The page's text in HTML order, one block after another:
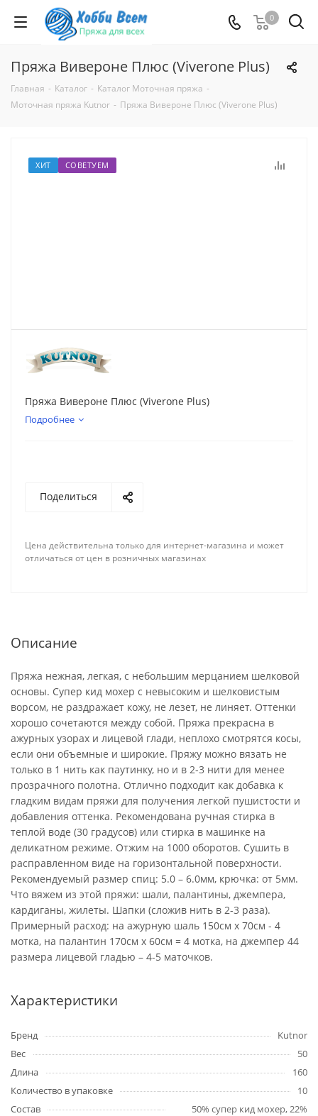
0
Пряжа Вивероне Плюс (Viverone Plus)
Главная - Каталог - Каталог Моточная пряжа -
Моточная пряжа Kutnor - Пряжа Вивероне Плюс (Viverone Plus)
ХИТ СОВЕТУЕМ
Пряжа Вивероне Плюс (Viverone Plus)
Подробнее
Поделиться
Цена действительна только для интернет-магазина и может
отличаться от цен в розничных магазинах
Описание
Пряжа нежная, легкая, с небольшим мерцанием шелковой
основы. Супер кид мохер с невысоким и шелковистым
ворсом, не раздражает кожу, не лезет, не линяет. Оттенки
хорошо сочетаются между собой. Пряжа прекрасна в
ажурных узорах и лицевой глади, неплохо смотрятся косы,
если они объемные и широкие. Пряжу можно вязать не
только в 1 нить как паутинку, но и в 2-3 нити для менее
прозрачного полотна. Отлично подходит как добавка к
гладким видам пряжи для получения легкой пушистости и
добавления оттенка. Рекомендована ручная стирка в
теплой воде (30 градусов) или стирка в машинке на
деликатном режиме. Отжим на 1000 оборотов. Сушить в
расправленном виде на горизонтальной поверхности.
Рекомендуемый размер спиц: 5.0 – 6.0мм, крючка: от 5мм.
Что вяжем из этой пряжи: шали, палантины, джемпера,
кардиганы, жилеты. Шапки (сложив нить в 2-3 раза).
Примерный расход: на ажурную шаль 150см х 70см - 4
мотка, на палантин 170см х 60см = 4 мотка, на джемпер 44
размера лицевой гладью – 4-5 маточков.
Характеристики
Бренд
Kutnor
Вес
50
Длина
160
Количество в упаковке
10
Состав
50% супер кид мохер, 22%